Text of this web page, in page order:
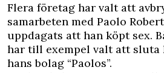
Flera företag har valt att
samarbeten med Paolo
uppdagats att han köpt sex.
har till exempel valt att sluta
hans bolag “Paolos”.